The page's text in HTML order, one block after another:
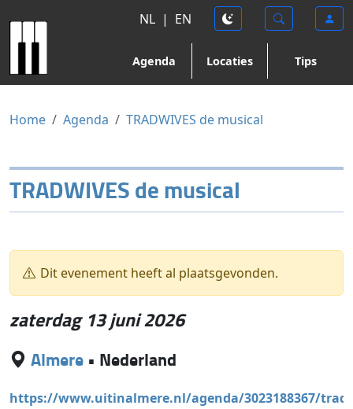
NL | EN
Agenda Locaties Tips
Home Agenda TRADWIVES de musical
TRADWIVES de musical
Dit evenement heeft al plaatsgevonden.
zaterdag 13 juni 2026
Almere • Nederland
https://www.uitinalmere.nl/agenda/3023188367/